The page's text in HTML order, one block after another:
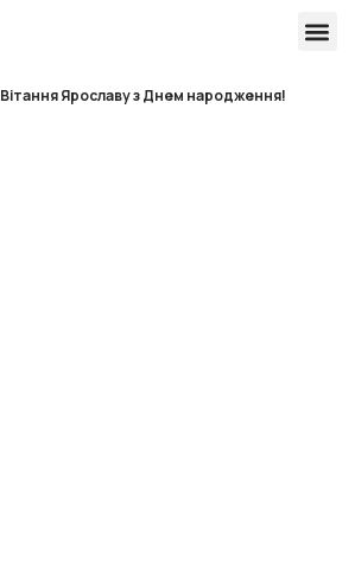
Вітання Ярославу з Днем народження!